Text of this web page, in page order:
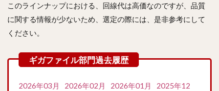
このラインナップにおける、回線代は高価なのですが、品質
に関する情報が少ないため、選定の際には、是非参考にして
ください。
2026年03月 2026年02月 2026年01月
2025年12